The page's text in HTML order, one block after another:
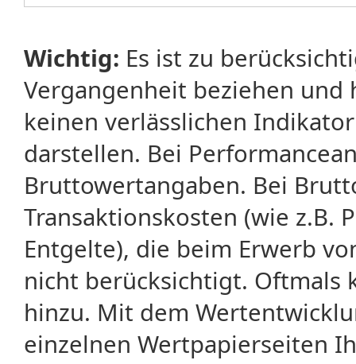
Wichtig: Es ist zu
Vergangenheit beziehen
keinen verlässlichen
darstellen. Bei
Bruttowertangaben. Bei
Transaktionskosten (wie z.B.
Entgelte), die beim Erwerb
nicht berücksichtigt. Oftmals
hinzu. Mit dem
einzelnen Wertpapierseiten